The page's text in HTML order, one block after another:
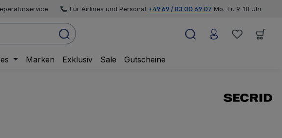
Für Airlines und Personal +49 69 / 83 00 69 07 Mo.-Fr. 9-18 Uhr
Marken Exklusiv Sale Gutscheine